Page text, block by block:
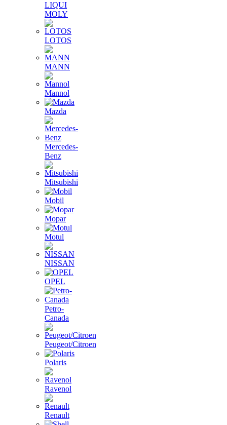
LIQUI
MOLY
LOTOS
MANN
Mannol
Mazda
Mercedes-
Benz
Mitsubishi
Mobil
Mopar
Motul
NISSAN
OPEL
Petro-
Canada
Peugeot/Citroen
Polaris
Ravenol
Renault